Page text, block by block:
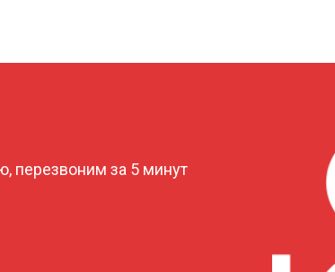
от 110 мин
перезвоним за 5 минут